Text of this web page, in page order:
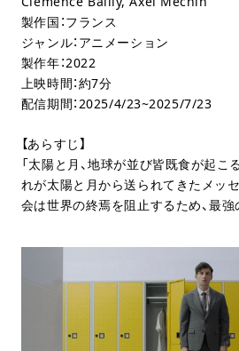
製作国：フランス
ジャンル：アニメーション
製作年：2022
上映時間：約7分
配信期間：2025/4/23~2025/7/23
【あらすじ】
「太陽と月、地球が並び皆既食が起こ
れが太陽と月から送られてきたメッ
会は世界の終焉を阻止するため、最